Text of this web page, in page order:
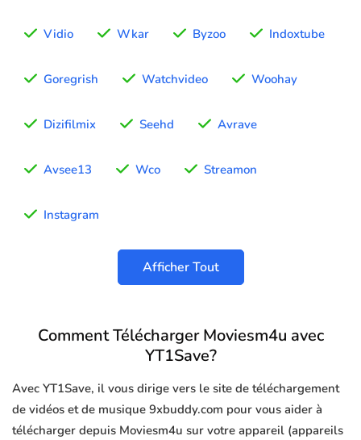
Vidio Wkar Byzoo Indoxtube
Goregrish Watchvideo Woohay
Dizifilmix Seehd Avrave
Avsee13 Wco Streamon
Instagram
Afficher Tout
Comment Télécharger Moviesm4u avec
YT1Save?
Avec YT1Save, il vous dirige vers le site de téléchargement
de vidéos et de musique 9xbuddy.com pour vous aider à
télécharger depuis Moviesm4u sur votre appareil (appareils